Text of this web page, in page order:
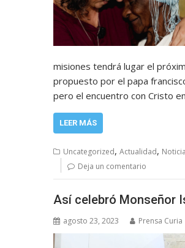
misiones tendrá lugar el
propuesto por el papa
pero el encuentro con Cristo
LEER MÁS
Uncategorized, Actualidad,
Deja un comentario
Así celebró Monseñor
agosto 23, 2023 Prensa Curia